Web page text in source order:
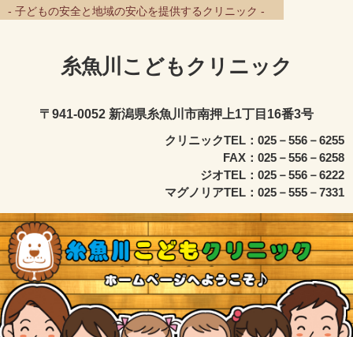
- 子どもの安全と地域の安心を提供するクリニック -
糸魚川こどもクリニック
〒941-0052 新潟県糸魚川市南押上1丁目16番3号
クリニックTEL：025－556－6255
FAX：025－556－6258
ジオTEL：025－556－6222
マグノリアTEL：025－555－7331